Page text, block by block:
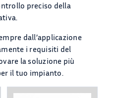
preciso della
dall’applicazione
i requisiti del
la soluzione più
il tuo impianto.